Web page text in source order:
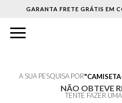
GARANTA FRETE GRÁTIS EM
A SUA PESQUISA POR
NÃO OBTEVE
TENTE FAZER